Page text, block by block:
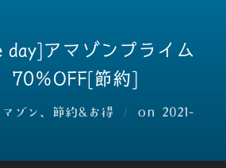
day]アマゾンプライム
％OFF[節約]
マゾン 節約&お得 on 投
2021-